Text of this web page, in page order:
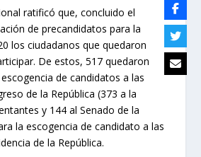
ratificó que, concluido el
de precandidatos para la
los ciudadanos que quedaron
De estos, 517 quedaron
de candidatos a las
de la República (373 a la
y 144 al Senado de la
la escogencia de candidato a las
de la República.